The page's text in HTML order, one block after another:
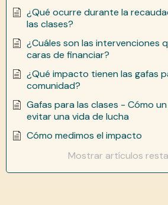
¿Qué ocurre durante la
las clases?
¿Cuáles son las intervenciones
caras de financiar?
¿Qué impacto tienen las gafas
comunidad?
Gafas para las clases - Cómo
evitar una vida de lucha
Cómo medimos el impacto
Mostrar artículos